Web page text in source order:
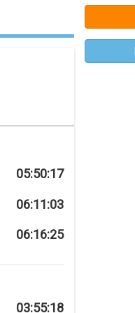
05:50:17
06:11:03
06:16:25
03:55:18